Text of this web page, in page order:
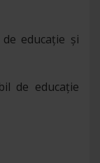
educație și
de educație